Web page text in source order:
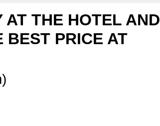
AT THE HOTEL AND
BEST PRICE AT